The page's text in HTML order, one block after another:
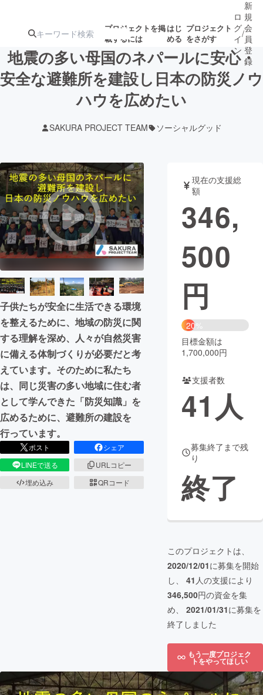
プロジェクトを掲
載するには
はじ
める
プロジェクト
をさがす
注目のリ 注目の新着プロ募集終了が近いプ
テクノロジー・ガジェット
映像・映画 書籍・雑誌
ビジネス・起業 チャレンジ
まちづくり・地域活性化
CAMPFIRE for Social Good
CAMPFIRE Creation
CAMPFIREふるさと納税machi-ya コミュニティ
ロ
グ
イ
ン
/
新
規
会
員
登
録
地震の多い母国のネパールに安心・
安全な避難所を建設し日本の防災ノウ
ハウを広めたい
SAKURA PROJECT TEAM ソーシャルグッド
子供たちが安全に生活できる環境
を整えるために、地域の防災に関
する理解を深め、人々が自然災害
に備える体制づくりが必要だと考
えています。そのために私たち
は、同じ災害の多い地域に住む者
として学んできた「防災知識」を
広めるために、避難所の建設を
行っています。
ポスト
シェア
LINEで送る
URLコピー
埋め込み
QRコード
現在の支援総
額
346,
500
円
20%
目標金額は
1,700,000円
支援者数
41 人
募集終了まで残
り
終了
このプロジェクトは、
2020/12/01に募集を開始
し、 41 人の支援により
346,500円の資金を集
め、 2021/01/31に募集を
終了しました
もう一度プロジェク
トをやってほしい